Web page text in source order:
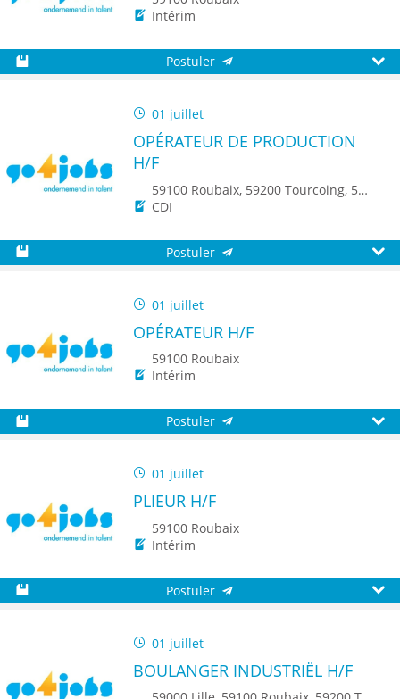
Intérim
Postuler
01 juillet
OPÉRATEUR DE PRODUCTION
H/F
59100 Roubaix, 59200 Tourcoing, 59223 Roncq, 59960 Neuville-en-Ferrain, 8500 Kortrijk, 8930 Menin, 7700 Mouscron, 8790 Waregem
CDI
Postuler
01 juillet
OPÉRATEUR H/F
59100 Roubaix
Intérim
Postuler
01 juillet
PLIEUR H/F
59100 Roubaix
Intérim
Postuler
01 juillet
BOULANGER INDUSTRIËL H/F